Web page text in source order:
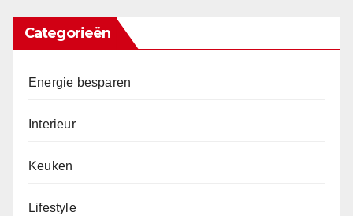
Categorieën
Energie besparen
Interieur
Keuken
Lifestyle